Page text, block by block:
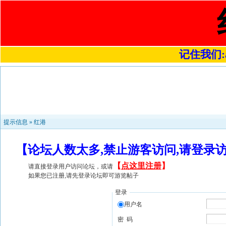
记住我们
提示信息 » 红港
【论坛人数太多,禁止游客访问,请登
请直接登录用户访问论坛，或请 【 点这里注册】
如果您已注册,请先登录论坛即可游览帖子
登录
用户名
密 码